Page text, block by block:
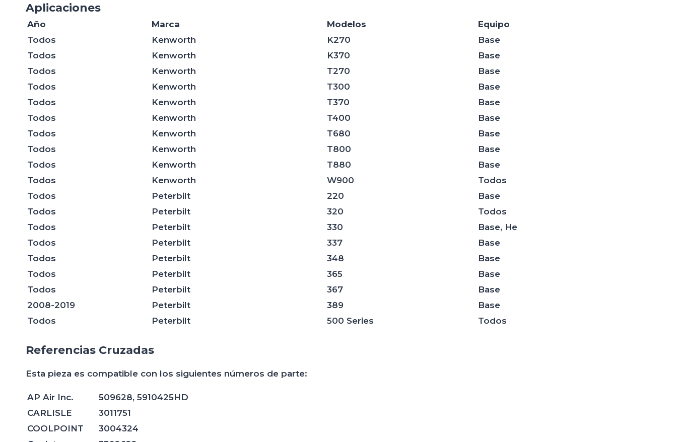
Aplicaciones
Año Marca Modelos
Equipo
Todos
Kenworth K270
Base
Todos
Kenworth K370
Base
Todos
Kenworth T270
Base
Todos
Kenworth T300
Base
Todos
Kenworth T370
Base
Todos
Kenworth T400
Base
Todos
Kenworth T680
Base
Todos
Kenworth T800
Base
Todos
Kenworth T880
Base
Todos
Kenworth W900
Todos
Todos
Peterbilt 220
Base
Todos
Peterbilt 320
Todos
Todos
Peterbilt 330
Base, He
Todos
Peterbilt 337
Base
Todos
Peterbilt 348
Base
Todos
Peterbilt 365
Base
Todos
Peterbilt 367
Base
2008-2019
Peterbilt 389
Base
Todos
Peterbilt 500 Series Todos
Referencias Cruzadas
Esta pieza es compatible con los siguientes números de parte:
AP Air Inc.
509628, 5910425HD
CARLISLE
3011751
COOLPOINT
3004324